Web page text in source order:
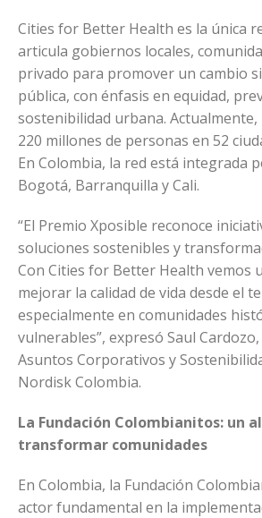
Cities for Better Health es la única
articula gobiernos locales,
privado para promover un cambio
pública, con énfasis en equidad,
sostenibilidad urbana. Actualmente,
220 millones de personas en 52
En Colombia, la red está integrada
Bogotá, Barranquilla y Cali.
“El Premio Xposible reconoce
soluciones sostenibles y
Con Cities for Better Health vemos
mejorar la calidad de vida desde el
especialmente en comunidades
vulnerables”, expresó Saul
Asuntos Corporativos y
Nordisk Colombia.
La Fundación Colombianitos: un
transformar comunidades
En Colombia, la Fundación
actor fundamental en la